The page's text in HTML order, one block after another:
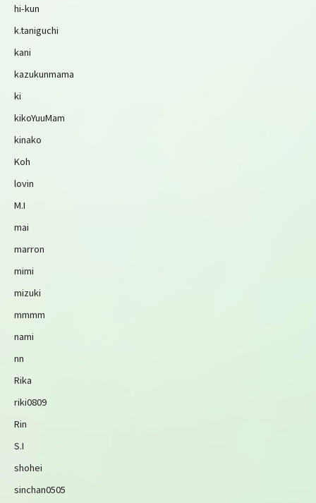
hi-kun
k.taniguchi
kani
kazukunmama
ki
kikoYuuMam
kinako
Koh
lovin
M.I
mai
marron
mimi
mizuki
mmmm
nami
nn
Rika
riki0809
Rin
S.I
shohei
sinchan0505